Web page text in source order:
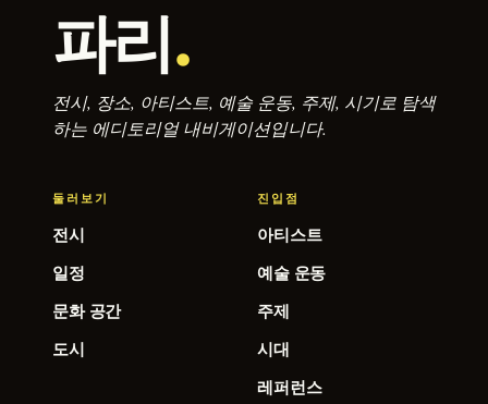
파리.
전시, 장소, 아티스트, 예술 운동, 주제, 시기로 탐색
하는 에디토리얼 내비게이션입니다.
둘러보기
전시
일정
문화 공간
도시
진입점
아티스트
예술 운동
주제
시대
레퍼런스